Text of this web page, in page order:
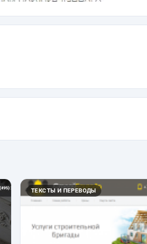
ТЕКСТЫ И ПЕРЕВОДЫ